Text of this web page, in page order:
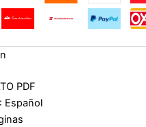
PDF
Español